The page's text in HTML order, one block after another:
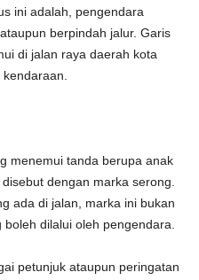
ini adalah, pengendara
berpindah jalur. Garis
di jalan raya daerah kota
menemui tanda berupa anak
dengan marka serong.
ada di jalan, marka ini bukan
dilalui oleh pengendara.
petunjuk ataupun peringatan